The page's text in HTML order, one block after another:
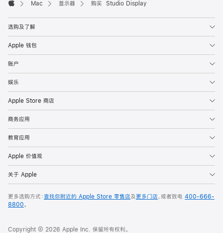
Mac 显示器 购买 Studio Display
选购及了解
Apple 钱包
账户
娱乐
Apple Store 商店
商务应用
教育应用
Apple 价值观
关于 Apple
更多选购方式：查找你附近的 Apple Store 零售店及更多门店，或者致电 400-666-
8800。
Copyright © 2026 Apple Inc. 保留所有权利。